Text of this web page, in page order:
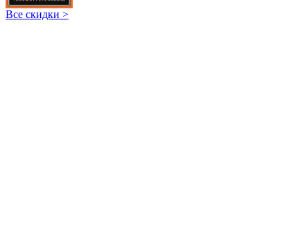
Все скидки >